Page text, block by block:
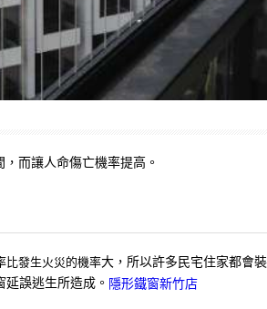
而讓人命傷亡機率提高。
比發生火災的機率大，所以許多民宅住家都會
誤逃生所造成。 隱形鐵窗新竹店